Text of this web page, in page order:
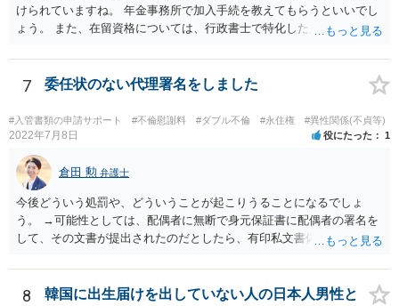
けられていますね。 年金事務所で加入手続を教えてもらうといいでし
ょう。 また、在留資格については、行政書士で特化した人が何人も い
人は少ないですね。
7 委任状のない代理署名をしました
#入管書類の申請サポート #不倫慰謝料 #ダブル不倫 #永住権 #異性関係(不貞等)
2022年7月8日 役にたった 1
倉田 勲 弁護士
今後どういう処罰や、どういうことが起こりうることになるでしょ
う。 →可能性としては、配偶者に無断で身元保証書に配偶者の署名を
して、その文書が提出されたのだとしたら、有印私文書偽造・同行使
規定されています。
8
韓国に出生届けを出していない人の日本人男性と